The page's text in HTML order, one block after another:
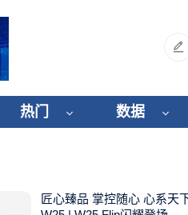
热门 数据
匠心臻品 掌控随心 心系天